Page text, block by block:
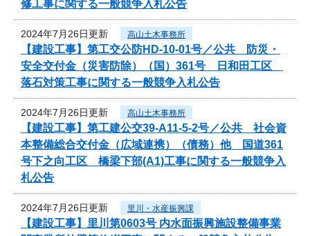
修工事に関する一般競争入札公告
2024年7月26日更新 高山土木事務所
【建設工事】第工交公防HD-10-01号／公共 防災・
安全交付金（災害防除）（国）361号 日和田工区
落石対策工事に関する一般競争入札公告
2024年7月26日更新 高山土木事務所
【建設工事】第工建公交39-A11-5-2号／公共 社会資
本整備総合交付金（広域連携）（債務）他 国道361
号下之向工区 橋梁下部(A1)工事に関する一般競争入
札公告
2024年7月26日更新 里川・水産振興課
【建設工事】里川第0603号 内水面振興施設整備事業